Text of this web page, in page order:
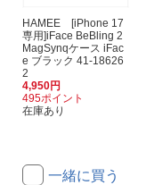
HAMEE [iPhone 17
専用]iFace BeBling 2
MagSynqケース iFac
e ブラック 41-18626
2
4,950円
495ポイント
在庫あり
一緒に買う